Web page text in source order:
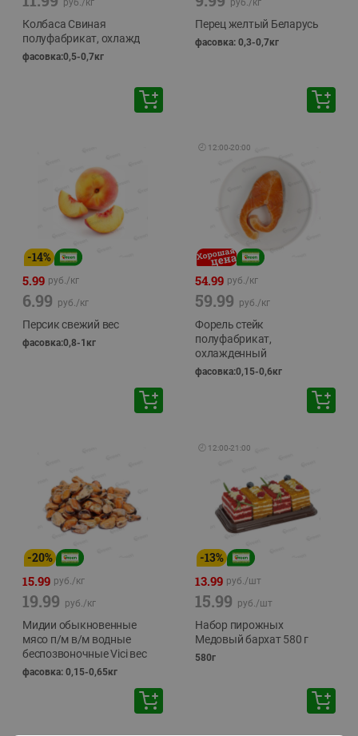
руб./кг
Колбаса Свиная
полуфабрикат, охлажд
фасовка:0,5-0,7кг
руб./кг
Перец желтый Беларусь
фасовка: 0,3-0,7кг
-14%
5.99 руб./кг
6.99 руб./кг
Персик свежий вес
фасовка:0,8-1кг
🕘 12:00-20:00
54.99 руб./кг
59.99 руб./кг
Форель стейк
полуфабрикат,
охлажденный
фасовка:0,15-0,6кг
-20%
15.99 руб./кг
19.99 руб./кг
Мидии обыкновенные
мясо п/м в/м водные
беспозвоночные Vici вес
фасовка: 0,15-0,65кг
🕘 12:00-21:00
-13%
13.99 руб./шт
15.99 руб./шт
Набор пирожных
Медовый бархат 580 г
580г